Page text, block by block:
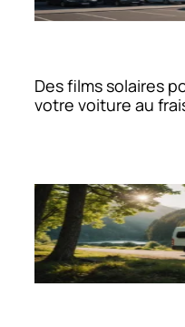
Des films solaires
votre voiture au